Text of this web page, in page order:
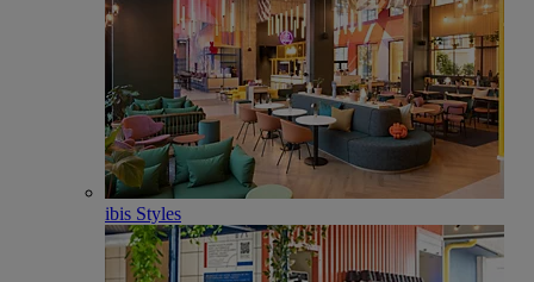
ibis Styles